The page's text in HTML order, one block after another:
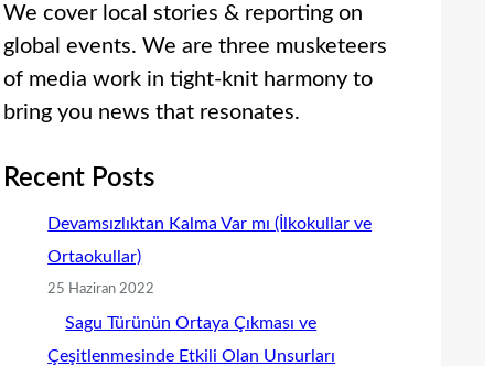
We cover local stories & reporting on
global events. We are three musketeers
of media work in tight-knit harmony to
bring you news that resonates.
Recent Posts
Devamsızlıktan Kalma Var mı (İlkokullar ve
Ortaokullar)
25 Haziran 2022
Sagu Türünün Ortaya Çıkması ve
Çeşitlenmesinde Etkili Olan Unsurları